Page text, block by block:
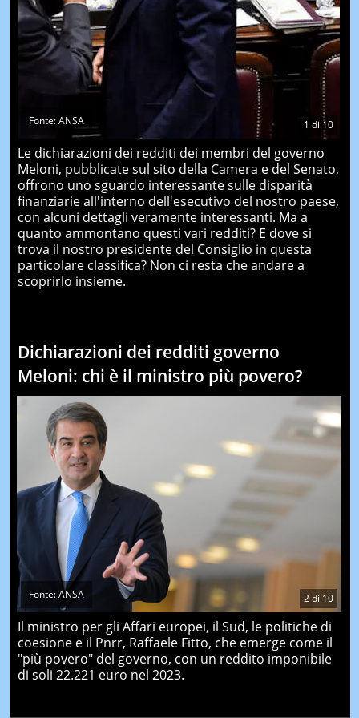
1 di 10
Fonte: ANSA
Le dichiarazioni dei redditi dei membri del governo
Meloni, pubblicate sul sito della Camera e del Senato,
offrono uno sguardo interessante sulle disparità
finanziarie all'interno dell'esecutivo del nostro paese,
con alcuni dettagli veramente interessanti. Ma a
quanto ammontano questi vari redditi? E dove si
trova il nostro presidente del Consiglio in questa
particolare classifica? Non ci resta che andare a
scoprirlo insieme.
Dichiarazioni dei redditi governo
Meloni: chi è il ministro più povero?
2di 10
Fonte: ANSA
Il ministro per gli Affari europei, il Sud, le politiche di
coesione e il Pnrr, Raffaele Fitto, che emerge come il
"più povero" del governo, con un reddito imponibile
di soli 22.221 euro nel 2023.